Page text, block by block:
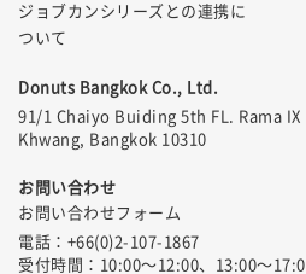
ジョブカンシリーズとの連携に
ついて
Donuts Bangkok Co., Ltd.
91/1 Chaiyo Buiding 5th FL. Rama IX
Khwang, Bangkok 10310
お問い合わせ
お問い合わせフォーム
電話：+66(0)2-107-1867
受付時間：10:00〜12:00、13:00〜